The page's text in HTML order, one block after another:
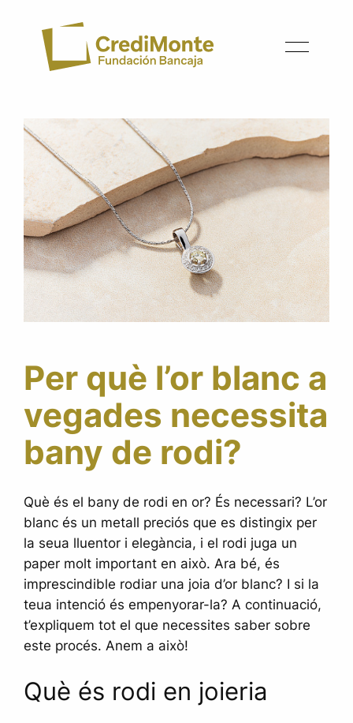
contingut
Per què l’or blanc a
vegades necessita
bany de rodi?
Què és el bany de rodi en or? És necessari? L’or
blanc és un metall preciós que es distingix per
la seua lluentor i elegància, i el rodi juga un
paper molt important en això. Ara bé, és
imprescindible rodiar una joia d’or blanc? I si la
teua intenció és empenyorar-la? A continuació,
t’expliquem tot el que necessites saber sobre
este procés. Anem a això!
Què és rodi en joieria